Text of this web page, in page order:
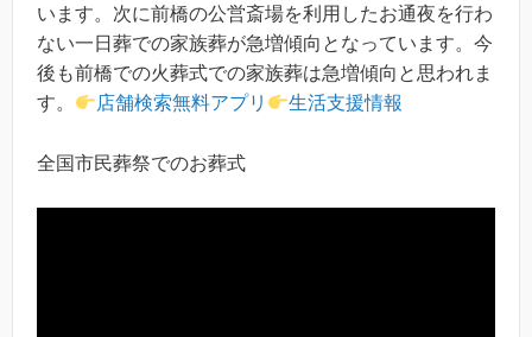
います。次に前橋の公営斎場を利用したお通夜を行わ
ない一日葬での家族葬が急増傾向となっています。今
後も前橋での火葬式での家族葬は急増傾向と思われま
す。
店舗検索無料アプリ 生活支援情報
全国市民葬祭でのお葬式